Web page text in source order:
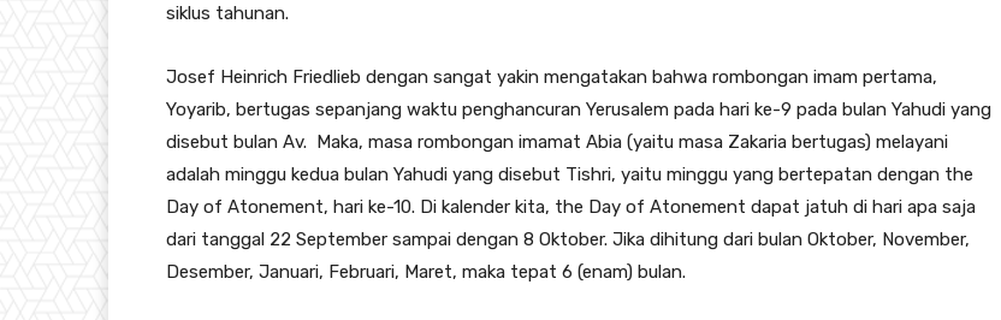
siklus tahunan.
Josef Heinrich Friedlieb dengan sangat yakin mengatakan bahwa rombongan imam pertama,
Yoyarib, bertugas sepanjang waktu penghancuran Yerusalem pada hari ke-9 pada bulan Yahudi yang
disebut bulan Av. Maka, masa rombongan imamat Abia (yaitu masa Zakaria bertugas) melayani
adalah minggu kedua bulan Yahudi yang disebut Tishri, yaitu minggu yang bertepatan dengan the
Day of Atonement, hari ke-10. Di kalender kita, the Day of Atonement dapat jatuh di hari apa saja
dari tanggal 22 September sampai dengan 8 Oktober. Jika dihitung dari bulan Oktober, November,
Desember, Januari, Februari, Maret, maka tepat 6 (enam) bulan.